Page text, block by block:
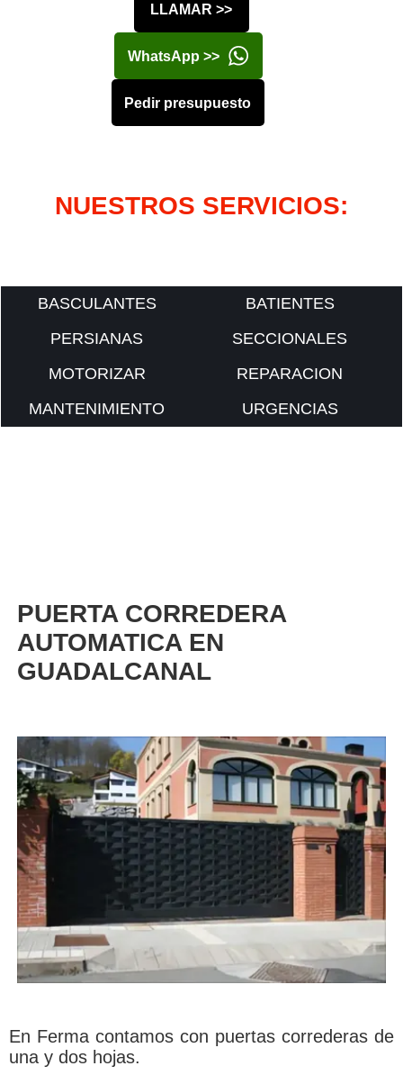
LLAMAR >>
WhatsApp >>
Pedir presupuesto
NUESTROS SERVICIOS:
BASCULANTES
BATIENTES
PERSIANAS
SECCIONALES
MOTORIZAR
REPARACION
MANTENIMIENTO
URGENCIAS
PUERTA CORREDERA
AUTOMATICA EN
GUADALCANAL
En Ferma contamos con puertas correderas de
una y dos hojas.